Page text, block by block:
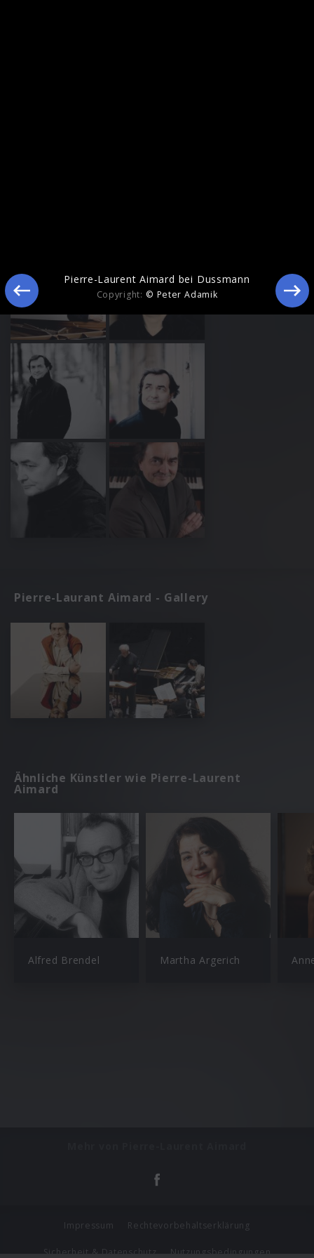
Pierre-Laurant Aimard - Gallery
Ähnliche Künstler wie Pierre-Laurent
Aimard
Alfred Brendel Martha Argerich
Impressum Rechtevorbehaltserklärung
Sicherheit & Datenschutz Nutzungsbedingungen
Pierre-Laurent Aimard bei Dussmann
Copyright: © Peter Adamik